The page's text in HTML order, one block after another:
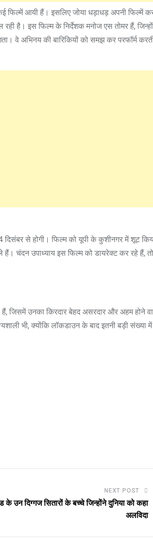
फिल्‍में आयी हैं। इसलिए जोया धड़ाधड़ अपनी फिल्‍में
है। इस फिल्‍म के निर्देशक मनोज एस तोमर हैं,
वे अभि‍नय की बारिकियों को समझ कर परफॉर्म
दिसंबर से होगी। फिल्‍म को यूपी के कुशीनगर में शूट
चंदन उपाध्‍याय इस फिल्‍म को डायरेक्‍ट कर रहे हैं, तो
हैं, जिसमें उनका किरदार बेहद असरदार और अहम होने
भी, क्‍योंकि लॉकडाउन के बाद इतनी बड़ी संख्‍या में
NEXT POST
के उन दिग्गज सितारों के बच्चे जिन्होंने दुनिया को कहा
अलविदा